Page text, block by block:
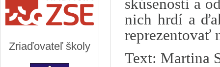
Zriaďovateľ školy
skúsenosti a
nich hrdí a
reprezentovať
Text: Martina